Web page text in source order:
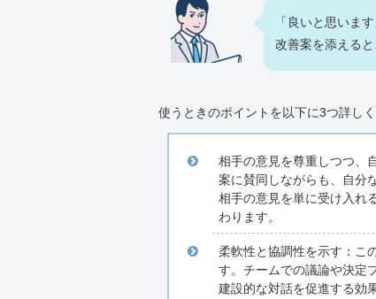
「良いと思いま
改善案を添える
使うときのポイントを以下に3つ詳しく
相手の意見を尊重しつつ、
案に賛同しながらも、自分
相手の意見を単に受け入れ
わります。
柔軟性と協調性を示す：こ
す。チームでの議論や決定
建設的な対話を促進する効